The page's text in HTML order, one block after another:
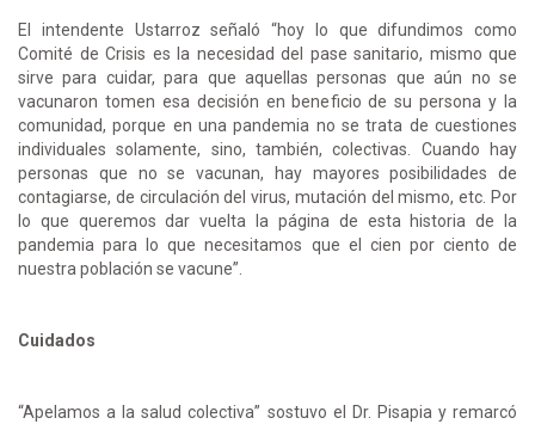
El intendente Ustarroz señaló “hoy lo que difundimos como
Comité de Crisis es la necesidad del pase sanitario, mismo que
sirve para cuidar, para que aquellas personas que aún no se
vacunaron tomen esa decisión en beneficio de su persona y la
comunidad, porque en una pandemia no se trata de cuestiones
individuales solamente, sino, también, colectivas. Cuando hay
personas que no se vacunan, hay mayores posibilidades de
contagiarse, de circulación del virus, mutación del mismo, etc. Por
lo que queremos dar vuelta la página de esta historia de la
pandemia para lo que necesitamos que el cien por ciento de
nuestra población se vacune”.
Cuidados
“Apelamos a la salud colectiva” sostuvo el Dr. Pisapia y remarcó